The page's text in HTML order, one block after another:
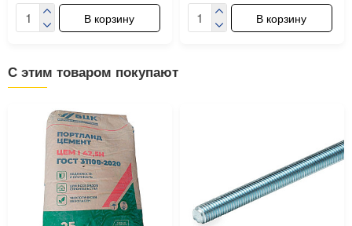
В корзину В корзину
С этим товаром покупают